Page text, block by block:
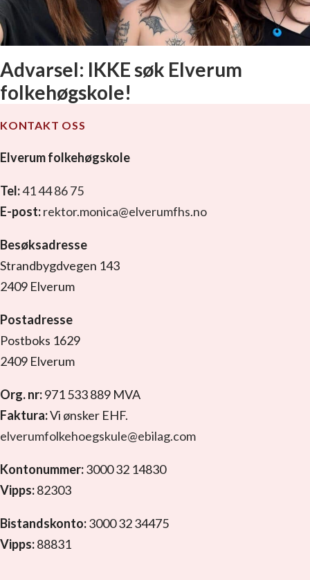
Advarsel: IKKE søk Elverum
folkehøgskole!
KONTAKT OSS
Elverum folkehøgskole
Tel:41 44 86 75
E-post:rektor.monica@elverumfhs.no
Besøksadresse
Strandbygdvegen 143
2409 Elverum
Postadresse
Postboks 1629
2409 Elverum
Org. nr:971 533 889 MVA
Faktura:Vi ønsker EHF.
elverumfolkehoegskule@ebilag.com
Kontonummer:3000 32 14830
Vipps:82303
Bistandskonto:3000 32 34475
Vipps:88831